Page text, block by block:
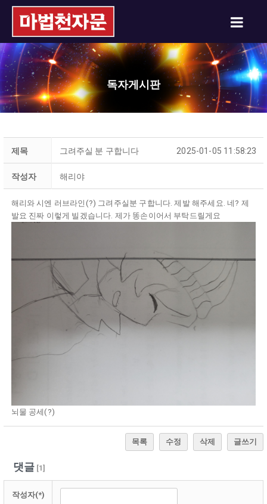
독자게시판
제목 그려주실 분 구합니다 2025-01-05 11:58:23
작성자 해리야
해리와 시엔 러브라인(?) 그려주실분 구합니다. 제발 해주세요. 네? 제
발요 진짜 이렇게 빌겠습니다. 제가 똥손이어서 부탁드릴게요
뇌물 공세(?)
목록 수정 삭제 글쓰기
댓글[1]
작성자(*)